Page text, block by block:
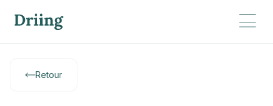
Retour